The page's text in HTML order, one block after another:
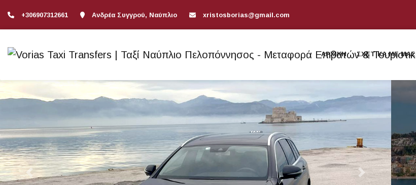
+306907312661 Ανδρέα Συγγρού, Ναύπλιο xristosborias@gmail.com
ΑΡΧΙΚΗ ΣΧΕΤΙΚΑ ΜΕ ΜΑΣ